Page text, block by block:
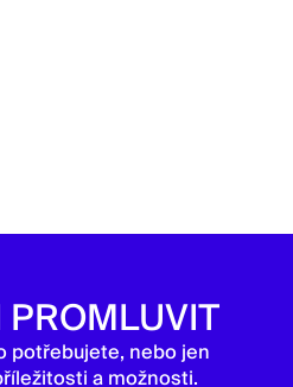
potřebujete, nebo jen
a možnosti.